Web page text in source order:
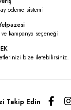
ödeme sistemi
kampanya seçeneği
bize iletebilirsiniz.
Takip Edin